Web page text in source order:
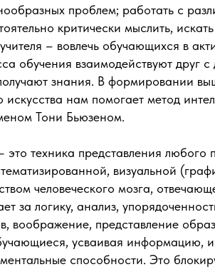
проблем; работать с
критически мыслить,
– вовлечь обучающихся в
обучения взаимодействуют друг
знания. В формировании
искусства нам помогает метод
Тони Бьюзеном.
это техника представления
визуальной
человеческого мозга,
за логику, анализ,
воображение, представление
усваивая информацию,
способности. Это